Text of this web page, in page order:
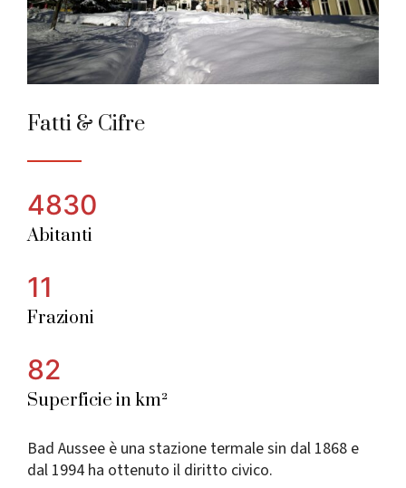
Città Alpina dell’anno 2010
Fatti & Cifre
4830
Abitanti
11
Frazioni
82
Superficie in km²
Bad Aussee è una stazione termale sin dal 1868 e
dal 1994 ha ottenuto il diritto civico.